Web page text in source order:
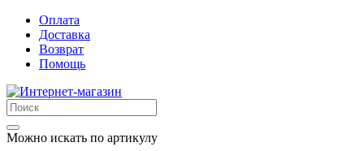
Оплата
Доставка
Возврат
Помощь
Можно искать по артикулу